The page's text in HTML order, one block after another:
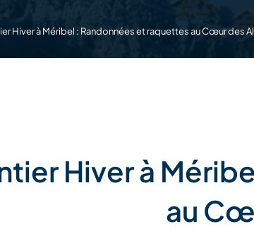
Hiver à Méribel : Randonnées et raquettes au Cœur des
Hiver à
au